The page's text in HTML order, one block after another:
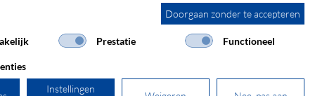
Doorgaan zonder te accepteren
Prestatie Functioneel
Instellingen